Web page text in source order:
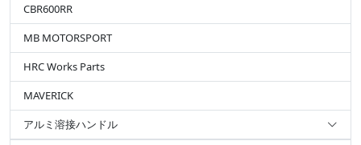
CBR600RR
MB MOTORSPORT
HRC Works Parts
MAVERICK
アルミ溶接ハンドル